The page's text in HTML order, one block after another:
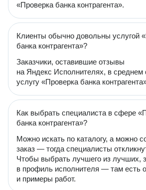
«Проверка банка контрагента».
Клиенты обычно довольны услугой
банка контрагента»?
Заказчики, оставившие отзывы
на Яндекс Исполнителях, в среднем
услугу «Проверка банка
Как выбрать специалиста в сфере
банка контрагента»?
Можно искать по каталогу, а можно
заказ — тогда специалисты
Чтобы выбрать лучшего из лучших,
в профиль исполнителя — там есть
и примеры работ.